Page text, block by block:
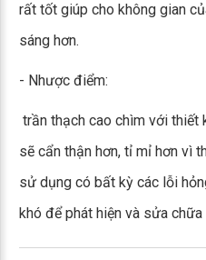
rất tốt giúp cho không gian
sáng hơn.
- Nhược điểm:
trần thạch cao chìm với thiết
sẽ cẩn thận hơn, tỉ mỉ hơn vì
sử dụng có bất kỳ các lỗi
khó để phát hiện và sửa chữa